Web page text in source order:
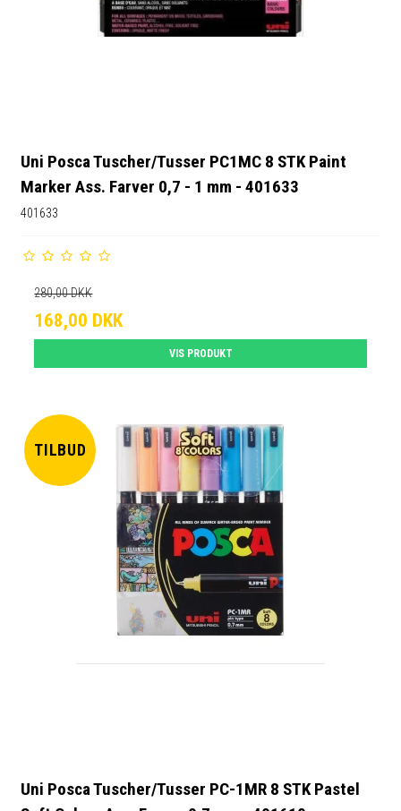
Uni Posca Tuscher/Tusser PC1MC 8 STK Paint
Marker Ass. Farver 0,7 - 1 mm - 401633
401633
280,00 DKK
168,00 DKK
VIS PRODUKT
TILBUD
Uni Posca Tuscher/Tusser PC-1MR 8 STK Pastel